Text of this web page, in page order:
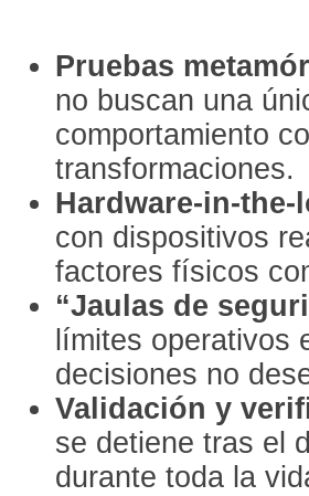
Pruebas
no buscan una
comportamiento
transformaciones.
Hardware-in-the-
con dispositivos
factores físicos
“Jaulas de
límites operativos
decisiones no
Validación y
se detiene tras el
durante toda la